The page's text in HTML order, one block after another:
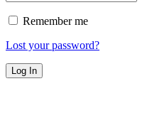
Remember me
Lost your password?